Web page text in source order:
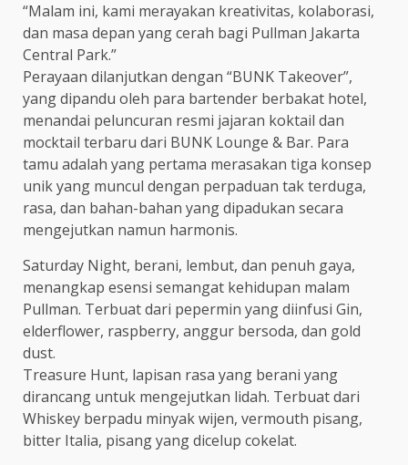
“Malam ini, kami merayakan kreativitas, kolaborasi,
dan masa depan yang cerah bagi Pullman Jakarta
Central Park.”
Perayaan dilanjutkan dengan “BUNK Takeover”,
yang dipandu oleh para bartender berbakat hotel,
menandai peluncuran resmi jajaran koktail dan
mocktail terbaru dari BUNK Lounge & Bar. Para
tamu adalah yang pertama merasakan tiga konsep
unik yang muncul dengan perpaduan tak terduga,
rasa, dan bahan-bahan yang dipadukan secara
mengejutkan namun harmonis.
Saturday Night, berani, lembut, dan penuh gaya,
menangkap esensi semangat kehidupan malam
Pullman. Terbuat dari pepermin yang diinfusi Gin,
elderflower, raspberry, anggur bersoda, dan gold
dust.
Treasure Hunt, lapisan rasa yang berani yang
dirancang untuk mengejutkan lidah. Terbuat dari
Whiskey berpadu minyak wijen, vermouth pisang,
bitter Italia, pisang yang dicelup cokelat.